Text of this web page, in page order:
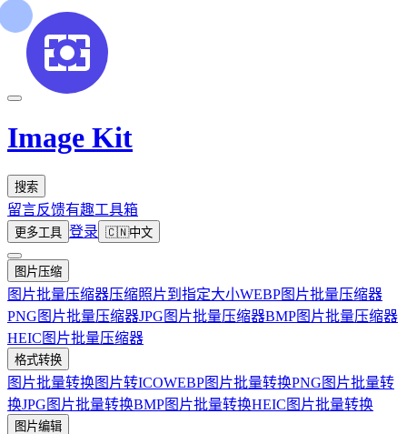
Image Kit
搜索
留言反馈有趣工具箱
更多工具 登录 🇨🇳中文
图片压缩
图片批量压缩器压缩照片到指定大小WEBP图片批量压缩器
PNG图片批量压缩器JPG图片批量压缩器BMP图片批量压缩器
HEIC图片批量压缩器
格式转换
图片批量转换图片转ICOWEBP图片批量转换PNG图片批量转
换JPG图片批量转换BMP图片批量转换HEIC图片批量转换
图片编辑